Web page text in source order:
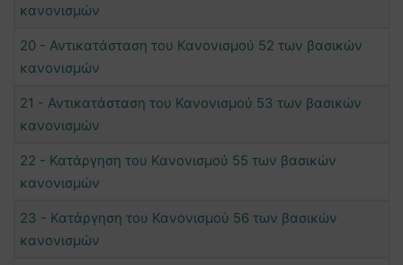
κανονισμών
20 - Αντικατάσταση του Κανονισμού 52 των βασικών
κανονισμών
21 - Αντικατάσταση του Κανονισμού 53 των βασικών
κανονισμών
22 - Κατάργηση του Κανονισμού 55 των βασικών
κανονισμών
23 - Κατάργηση του Κανονισμού 56 των βασικών
κανονισμών